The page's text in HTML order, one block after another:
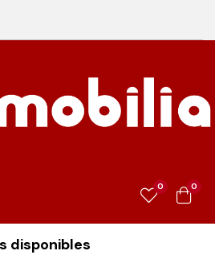
0 0
disponibles